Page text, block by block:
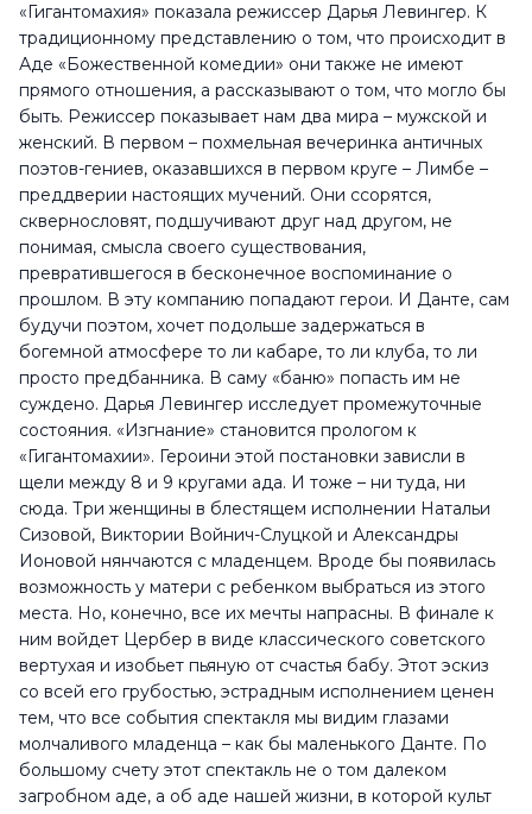
«Гигантомахия» показала режиссер Дарья Левингер. К
традиционному представлению о том, что происходит в
Аде «Божественной комедии» они также не имеют
прямого отношения, а рассказывают о том, что могло бы
быть. Режиссер показывает нам два мира – мужской и
женский. В первом – похмельная вечеринка античных
поэтов-гениев, оказавшихся в первом круге – Лимбе –
преддверии настоящих мучений. Они ссорятся,
сквернословят, подшучивают друг над другом, не
понимая, смысла своего существования,
превратившегося в бесконечное воспоминание о
прошлом. В эту компанию попадают герои. И Данте, сам
будучи поэтом, хочет подольше задержаться в
богемной атмосфере то ли кабаре, то ли клуба, то ли
просто предбанника. В саму «баню» попасть им не
суждено. Дарья Левингер исследует промежуточные
состояния. «Изгнание» становится прологом к
«Гигантомахии». Героини этой постановки зависли в
щели между 8 и 9 кругами ада. И тоже – ни туда, ни
сюда. Три женщины в блестящем исполнении Натальи
Сизовой, Виктории Войнич-Слуцкой и Александры
Ионовой нянчаются с младенцем. Вроде бы появилась
возможность у матери с ребенком выбраться из этого
места. Но, конечно, все их мечты напрасны. В финале к
ним войдет Цербер в виде классического советского
вертухая и изобьет пьяную от счастья бабу. Этот эскиз
со всей его грубостью, эстрадным исполнением ценен
тем, что все события спектакля мы видим глазами
молчаливого младенца – как бы маленького Данте. По
большому счету этот спектакль не о том далеком
загробном аде, а об аде нашей жизни, в которой культ